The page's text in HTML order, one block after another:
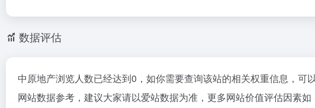
数据评估
中原地产浏览人数已经达到0，如你需要查询该站的相关权重信息，可
网站数据参考，建议大家请以爱站数据为准，更多网站价值评估因素